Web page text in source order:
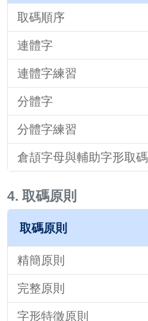
取碼順序
連體字
連體字練習
分體字
分體字練習
倉頡字母與輔助字形取碼
4. 取碼原則
取碼原則
精簡原則
完整原則
字形特徵原則